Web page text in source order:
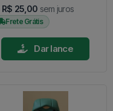
R$ 25,00 sem juros
Frete Grátis
Dar lance